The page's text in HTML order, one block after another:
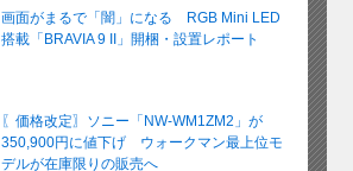
画面がまるで「闇」になる RGB Mini LED
搭載「BRAVIA 9 II」開梱・設置レポート
〖価格改定〗ソニー「NW-WM1ZM2」が
350,900円に値下げ ウォークマン最上位モ
デルが在庫限りの販売へ